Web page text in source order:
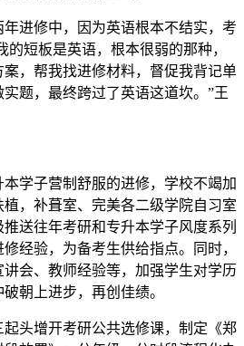
修中，因为英语根本不结实，考
的短板是英语，根本很弱的那种，
，帮我找进修材料，督促我背记单
题，最终跨过了英语这道坎。”王
子营制舒服的进修，学校不竭加
，补葺室、完美各二级学院自习室
送往年考研和专升本学子风度系列
经验，为备考生供给指点。同时，
会、教师经验等，加强学生对学历
朝上进步，再创佳绩。
头增开考研公共选修课，制定《郑